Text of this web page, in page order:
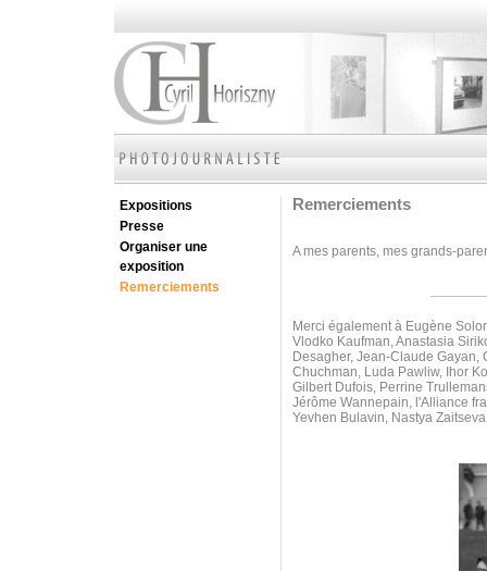
Expositions
Presse
Organiser une
exposition
Remerciements
Remerciements
A mes parents, mes grands-
Merci également à Eugène
Vlodko Kaufman, Anastasia
Desagher, Jean-Claude Gayan,
Chuchman, Luda Pawliw, Ihor
Gilbert Dufois, Perrine
Jérôme Wannepain, l'Alliance
Yevhen Bulavin, Nastya